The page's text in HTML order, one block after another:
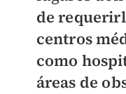
de
centros
como
áreas de